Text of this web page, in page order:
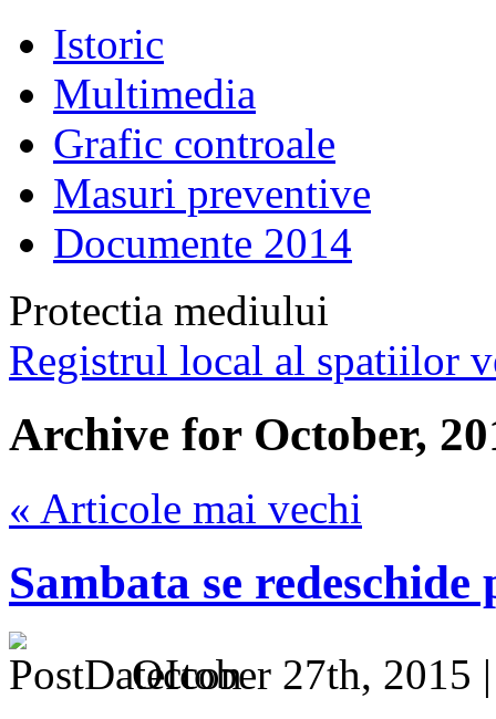
Istoric
Multimedia
Grafic controale
Masuri preventive
Documente 2014
Protectia mediului
Registrul local al spatiilor
Archive for October,
« Articole mai vechi
Sambata se
October 27th, 2015